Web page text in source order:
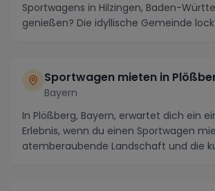
Sportwagens in Hilzingen, Baden-
genießen? Die idyllische Gemeinde
Sportwagen mieten in
Bayern
In Plößberg, Bayern, erwartet dich ein
Erlebnis, wenn du einen Sportwagen
atemberaubende Landschaft und die